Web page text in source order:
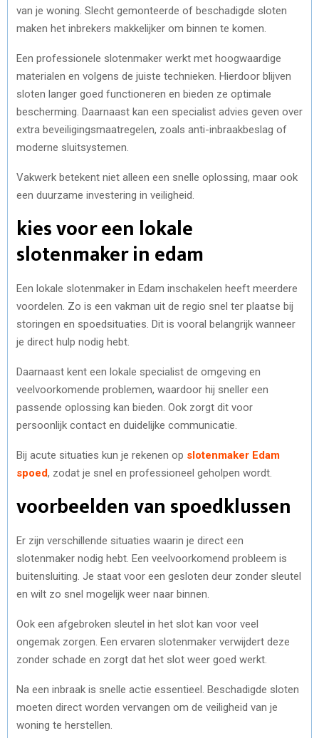
van je woning. Slecht gemonteerde of beschadigde sloten
maken het inbrekers makkelijker om binnen te komen.
Een professionele slotenmaker werkt met hoogwaardige
materialen en volgens de juiste technieken. Hierdoor blijven
sloten langer goed functioneren en bieden ze optimale
bescherming. Daarnaast kan een specialist advies geven over
extra beveiligingsmaatregelen, zoals anti-inbraakbeslag of
moderne sluitsystemen.
Vakwerk betekent niet alleen een snelle oplossing, maar ook
een duurzame investering in veiligheid.
kies voor een lokale
slotenmaker in edam
Een lokale slotenmaker in Edam inschakelen heeft meerdere
voordelen. Zo is een vakman uit de regio snel ter plaatse bij
storingen en spoedsituaties. Dit is vooral belangrijk wanneer
je direct hulp nodig hebt.
Daarnaast kent een lokale specialist de omgeving en
veelvoorkomende problemen, waardoor hij sneller een
passende oplossing kan bieden. Ook zorgt dit voor
persoonlijk contact en duidelijke communicatie.
Bij acute situaties kun je rekenen op slotenmaker Edam
spoed, zodat je snel en professioneel geholpen wordt.
voorbeelden van spoedklussen
Er zijn verschillende situaties waarin je direct een
slotenmaker nodig hebt. Een veelvoorkomend probleem is
buitensluiting. Je staat voor een gesloten deur zonder sleutel
en wilt zo snel mogelijk weer naar binnen.
Ook een afgebroken sleutel in het slot kan voor veel
ongemak zorgen. Een ervaren slotenmaker verwijdert deze
zonder schade en zorgt dat het slot weer goed werkt.
Na een inbraak is snelle actie essentieel. Beschadigde sloten
moeten direct worden vervangen om de veiligheid van je
woning te herstellen.